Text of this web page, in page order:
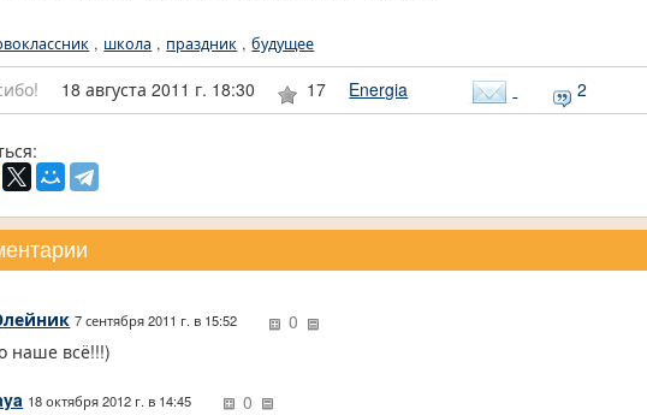
, школа , праздник ,будущее
18 августа 2011 г. 18:30 17 Energia 2
7 сентября 2011 г. в 15:52
0
наше всё!!!)
18 октября 2012 г. в 14:45 0